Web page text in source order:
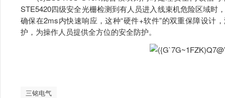
STE5420四级安全光栅检测到有人员进入线束机危险区域时
确保在2ms内快速响应，这种“硬件+软件”的双重保障设计
护，为操作人员提供全方位的安全防护。
三铭电气